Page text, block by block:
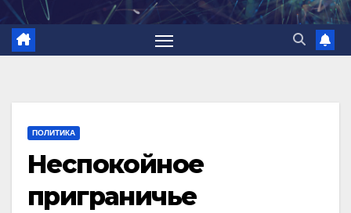
ПОЛИТИКА
Неспокойное
приграничье